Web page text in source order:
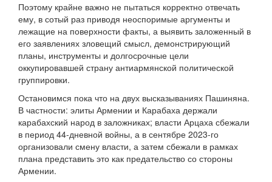
Поэтому крайне важно не пытаться корректно отвечать
ему, в сотый раз приводя неоспоримые аргументы и
лежащие на поверхности факты, а выявить заложенный в
его заявлениях зловещий смысл, демонстрирующий
планы, инструменты и долгосрочные цели
оккупировавшей страну антиармянской политической
группировки.
Остановимся пока что на двух высказываниях Пашиняна.
В частности: элиты Армении и Карабаха держали
карабахский народ в заложниках; власти Арцаха сбежали
в период 44-дневной войны, а в сентябре 2023-го
организовали смену власти, а затем сбежали в рамках
плана представить это как предательство со стороны
Армении.